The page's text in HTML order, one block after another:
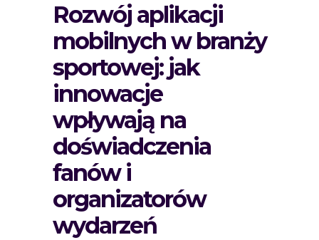
Rozwój aplikacji
mobilnych w branży
sportowej: jak
innowacje
wpływają na
doświadczenia
fanów i
organizatorów
wydarzeń